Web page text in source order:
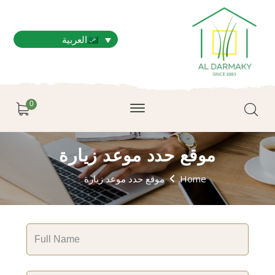
العربية
0
موقع حدد موعد زيارة
Home موقع حدد موعد زيارة